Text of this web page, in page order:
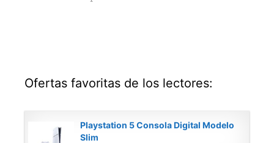
Ofertas favoritas de los lectores:
Playstation 5 Consola Digital Modelo
Slim